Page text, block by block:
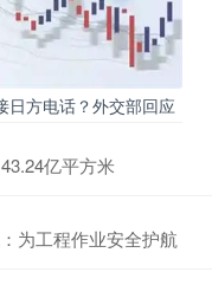
日方电话？外交部回应
亿平方米
为工程作业安全护航